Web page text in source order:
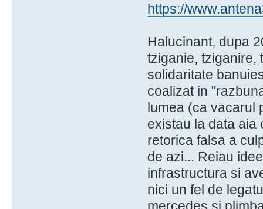
https://
Halucinant, dupa
tziganie, tziganire,
solidaritate
coalizat in
lumea (ca vacarul
existau la data aia
retorica falsa a
de azi... Reiau
infrastructura si
nici un fel de
mercedes si